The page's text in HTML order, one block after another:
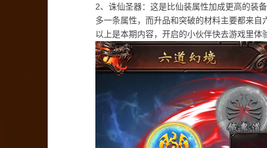
2、诛仙圣器‌：这是比仙装属性加成更高的装
多一条属性，而升品和突破的材料主要都来自
以上是本期内容，开启的小伙伴快去游戏里体